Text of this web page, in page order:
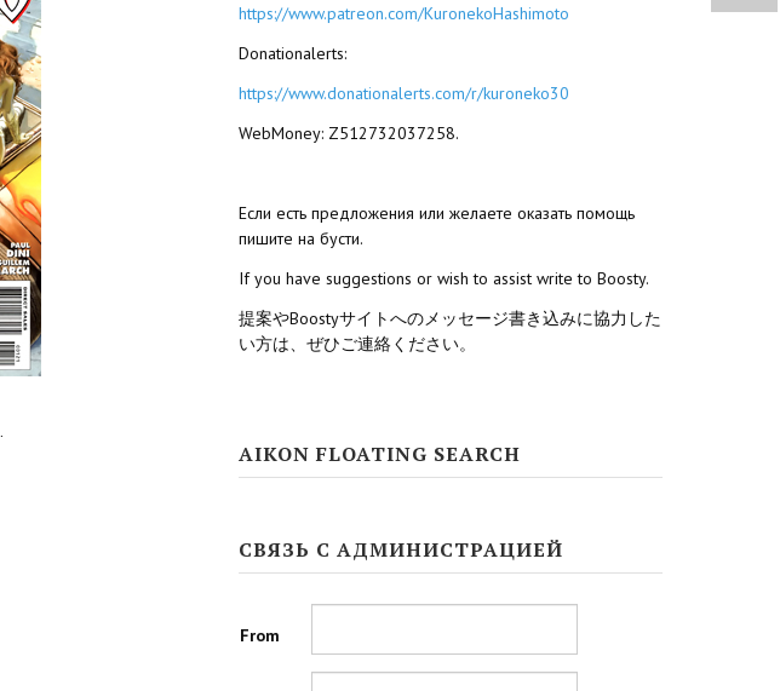
https://www.patreon.com/KuronekoHashimoto
Donationalerts:
https://www.donationalerts.com/r/kuroneko30
WebMoney: Z512732037258.
Если есть предложения или желаете оказать помощь
пишите на бусти.
If you have suggestions or wish to assist write to Boosty.
提案やBoostyサイトへのメッセージ書き込みに協力した
い方は、ぜひご連絡ください。
AIKON FLOATING SEARCH
СВЯЗЬ С АДМИНИСТРАЦИЕЙ
From